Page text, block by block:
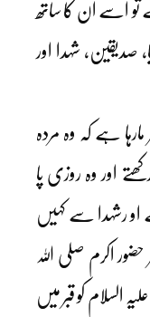
تو اُسے اُن کا ساتھ
صدیقین، شہدا اور
ہے کہ وہ مردہ
اور وہ روزی پا
او رشہدا سے کہیں
اکرم صلی اللہ
السلام کو قبر میں